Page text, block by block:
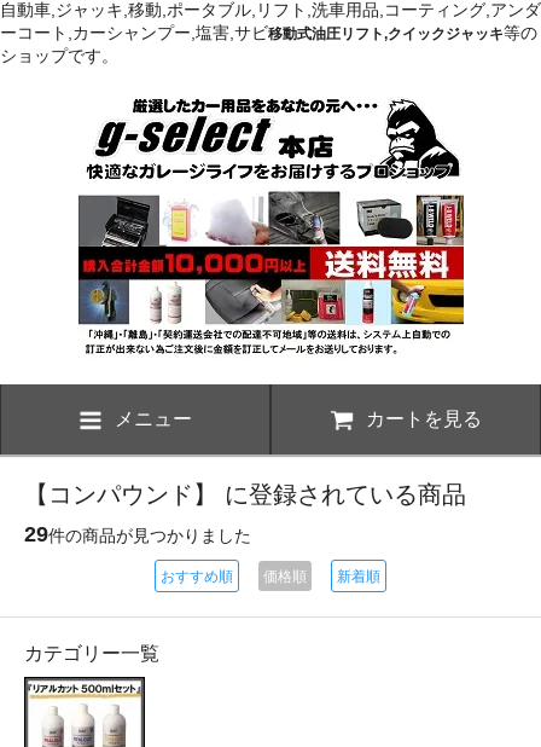
自動車,ジャッキ,移動,ポータブル,リフト,洗車用品,コーティング,アンダ
ーコート,カーシャンプー,塩害,サビ移動式油圧リフト,クイックジャッキ等の
ショップです。
メニュー カートを見る
【コンパウンド】 に登録されている商品
29件の商品が見つかりました
おすすめ順 価格順 新着順
カテゴリー一覧